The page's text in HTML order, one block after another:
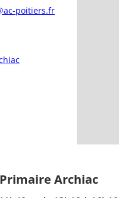
poitiers.fr
Archiac